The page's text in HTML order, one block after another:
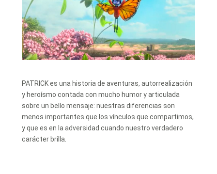
PATRICK es una historia de aventuras, autorrealización
y heroísmo contada con mucho humor y articulada
sobre un bello mensaje: nuestras diferencias son
menos importantes que los vínculos que compartimos,
y que es en la adversidad cuando nuestro verdadero
carácter brilla.